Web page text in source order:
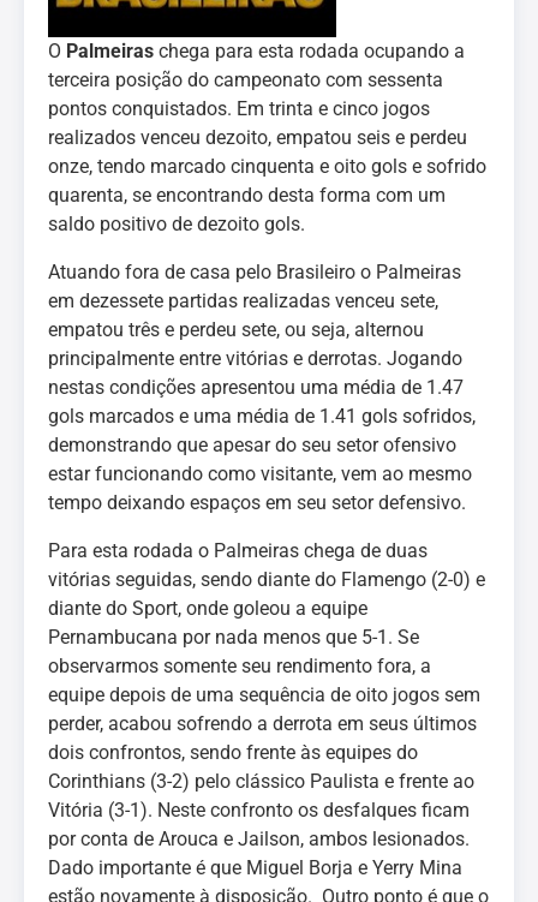
O Palmeiras chega para esta rodada ocupando a
terceira posição do campeonato com sessenta
pontos conquistados. Em trinta e cinco jogos
realizados venceu dezoito, empatou seis e perdeu
onze, tendo marcado cinquenta e oito gols e sofrido
quarenta, se encontrando desta forma com um
saldo positivo de dezoito gols.
Atuando fora de casa pelo Brasileiro o Palmeiras
em dezessete partidas realizadas venceu sete,
empatou três e perdeu sete, ou seja, alternou
principalmente entre vitórias e derrotas. Jogando
nestas condições apresentou uma média de 1.47
gols marcados e uma média de 1.41 gols sofridos,
demonstrando que apesar do seu setor ofensivo
estar funcionando como visitante, vem ao mesmo
tempo deixando espaços em seu setor defensivo.
Para esta rodada o Palmeiras chega de duas
vitórias seguidas, sendo diante do Flamengo (2-0) e
diante do Sport, onde goleou a equipe
Pernambucana por nada menos que 5-1. Se
observarmos somente seu rendimento fora, a
equipe depois de uma sequência de oito jogos sem
perder, acabou sofrendo a derrota em seus últimos
dois confrontos, sendo frente às equipes do
Corinthians (3-2) pelo clássico Paulista e frente ao
Vitória (3-1). Neste confronto os desfalques ficam
por conta de Arouca e Jailson, ambos lesionados.
Dado importante é que Miguel Borja e Yerry Mina
estão novamente à disposição. Outro ponto é que o